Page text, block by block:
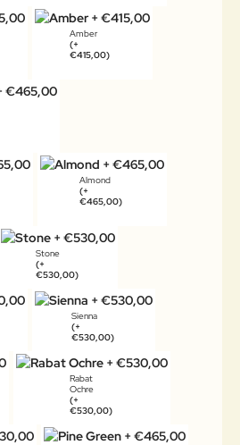
Amber
(+
€415,00)
Almond
(+
€465,00)
Stone
(+
€530,00)
Sienna
(+
€530,00)
Rabat
Ochre
(+
€530,00)